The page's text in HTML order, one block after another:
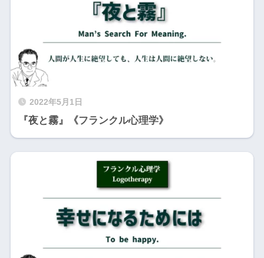
2022年5月1日
『夜と霧』《フランクル心理学》